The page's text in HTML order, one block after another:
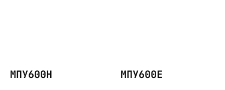
МПУ600Н МПУ600Е